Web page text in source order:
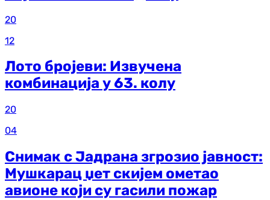
20
12
Лото бројеви: Извучена
комбинација у 63. колу
20
04
Снимак с Јадрана згрозио јавност:
Мушкарац џет скијем ометао
авионе који су гасили пожар